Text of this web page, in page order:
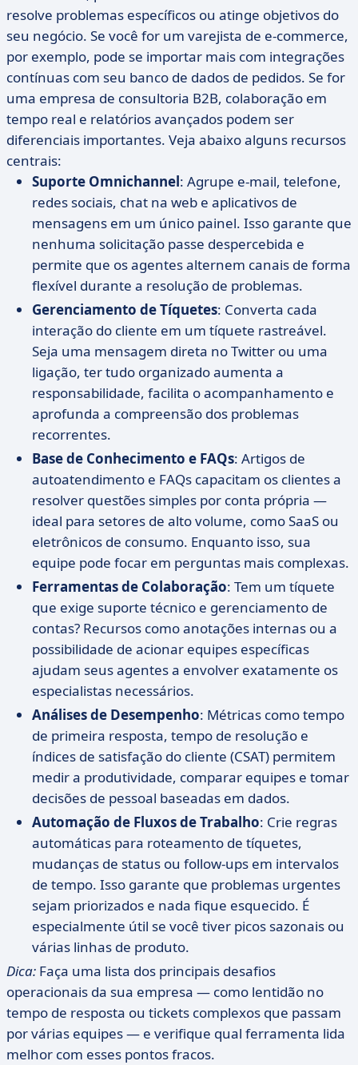
resolve problemas específicos ou atinge objetivos do
seu negócio. Se você for um varejista de e-commerce,
por exemplo, pode se importar mais com integrações
contínuas com seu banco de dados de pedidos. Se for
uma empresa de consultoria B2B, colaboração em
tempo real e relatórios avançados podem ser
diferenciais importantes. Veja abaixo alguns recursos
centrais:
Suporte Omnichannel: Agrupe e-mail, telefone,
redes sociais, chat na web e aplicativos de
mensagens em um único painel. Isso garante que
nenhuma solicitação passe despercebida e
permite que os agentes alternem canais de forma
flexível durante a resolução de problemas.
Gerenciamento de Tíquetes: Converta cada
interação do cliente em um tíquete rastreável.
Seja uma mensagem direta no Twitter ou uma
ligação, ter tudo organizado aumenta a
responsabilidade, facilita o acompanhamento e
aprofunda a compreensão dos problemas
recorrentes.
Base de Conhecimento e FAQs: Artigos de
autoatendimento e FAQs capacitam os clientes a
resolver questões simples por conta própria —
ideal para setores de alto volume, como SaaS ou
eletrônicos de consumo. Enquanto isso, sua
equipe pode focar em perguntas mais complexas.
Ferramentas de Colaboração: Tem um tíquete
que exige suporte técnico e gerenciamento de
contas? Recursos como anotações internas ou a
possibilidade de acionar equipes específicas
ajudam seus agentes a envolver exatamente os
especialistas necessários.
Análises de Desempenho: Métricas como tempo
de primeira resposta, tempo de resolução e
índices de satisfação do cliente (CSAT) permitem
medir a produtividade, comparar equipes e tomar
decisões de pessoal baseadas em dados.
Automação de Fluxos de Trabalho: Crie regras
automáticas para roteamento de tíquetes,
mudanças de status ou follow-ups em intervalos
de tempo. Isso garante que problemas urgentes
sejam priorizados e nada fique esquecido. É
especialmente útil se você tiver picos sazonais ou
várias linhas de produto.
Dica: Faça uma lista dos principais desafios
operacionais da sua empresa — como lentidão no
tempo de resposta ou tickets complexos que passam
por várias equipes — e verifique qual ferramenta lida
melhor com esses pontos fracos.